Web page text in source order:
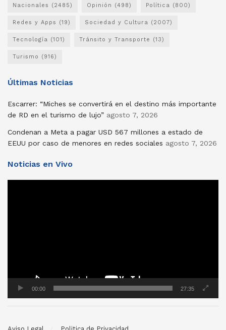
Nacionales (2485) Opinión (498) Política (800)
Redes y Apps (19) Sociedad y Cultura (2007)
Tecnología (101) Tránsito y Transporte (13)
Turismo (916)
Últimas Noticias
Escarrer: “Miches se convertirá en el destino más importante
de RD en el turismo de lujo” agosto 7, 2026
Condenan a Meta a pagar USD 567 millones a estado de
EEUU por caso de menores en redes sociales agosto 7, 2026
Noticias en Vivo
00:00 27:35